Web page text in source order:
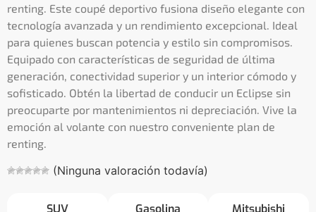
renting. Este coupé deportivo fusiona diseño elegante con
tecnología avanzada y un rendimiento excepcional. Ideal
para quienes buscan potencia y estilo sin compromisos.
Equipado con características de seguridad de última
generación, conectividad superior y un interior cómodo y
sofisticado. Obtén la libertad de conducir un Eclipse sin
preocuparte por mantenimientos ni depreciación. Vive la
emoción al volante con nuestro conveniente plan de
renting.
(Ninguna valoración todavía)
SUV Gasolina Mitsubishi